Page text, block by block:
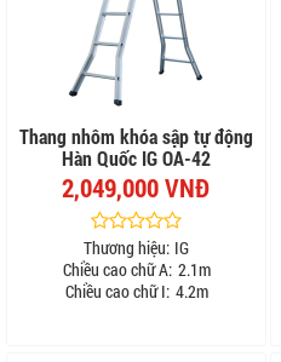
Thang nhôm khóa sập tự động
Hàn Quốc IG OA-42
2,049,000 VNĐ
Thương hiệu: IG
Chiều cao chữ A: 2.1m
Chiều cao chữ I: 4.2m